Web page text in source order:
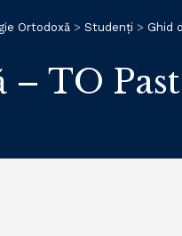
Ortodoxă > Studenți > Ghid
– TO